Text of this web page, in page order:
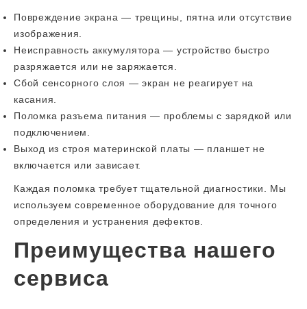
Повреждение экрана — трещины, пятна или отсутствие
изображения.
Неисправность аккумулятора — устройство быстро
разряжается или не заряжается.
Сбой сенсорного слоя — экран не реагирует на
касания.
Поломка разъема питания — проблемы с зарядкой или
подключением.
Выход из строя материнской платы — планшет не
включается или зависает.
Каждая поломка требует тщательной диагностики. Мы
используем современное оборудование для точного
определения и устранения дефектов.
Преимущества нашего
сервиса